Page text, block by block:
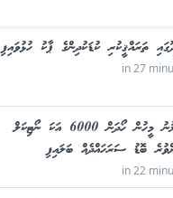
ތަރައްޤީކުރި ކުޑަކުދިންގެ ޕާކު ހުޅުވައިފި
in 27
ގެއްލުނު މީހުން ހޯދަން 6000 އަކަ ނޯޓިކަލް
ބޮޑު ސަރަހައްދެއް ބަލައިފި
in 22